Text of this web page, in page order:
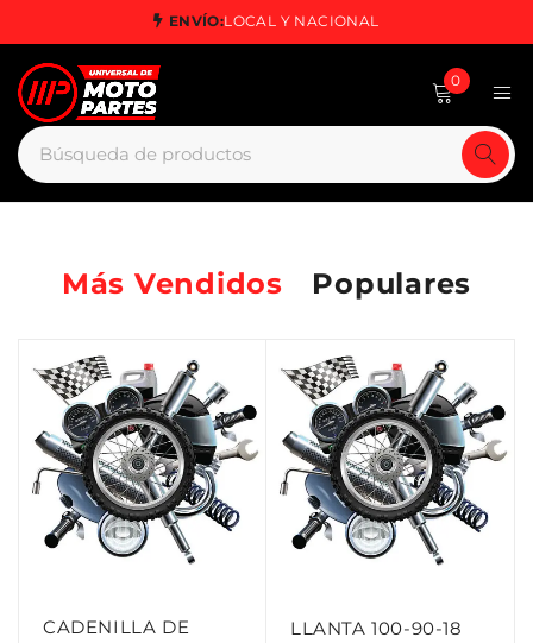
ENVÍO:LOCAL Y NACIONAL
0
Más Vendidos Populares
CADENILLA DE
LLANTA 100-90-18